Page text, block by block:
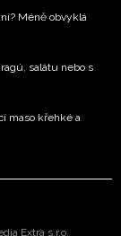
Méně obvyklá
salátu nebo s
maso křehké a
Extra s.r.o.